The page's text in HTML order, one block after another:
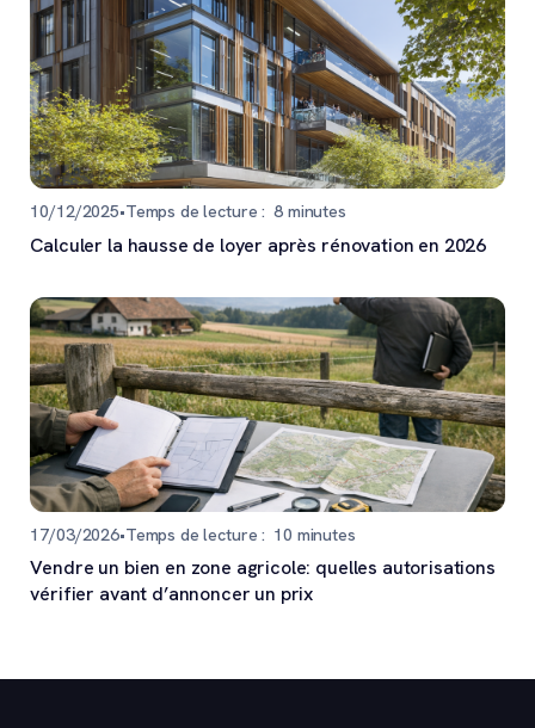
10/12/2025•Temps de lecture : 8minutes
Calculer la hausse de loyer après rénovation en 2026
17/03/2026•Temps de lecture : 10 minutes
Vendre un bien en zone agricole: quelles autorisations
vérifier avant d’annoncer un prix